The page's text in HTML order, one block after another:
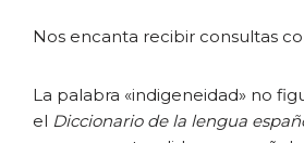
Nos encanta recibir consultas
La palabra «indigeneidad» no
el Diccionario de la lengua